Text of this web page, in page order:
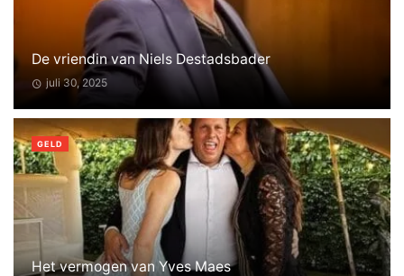
De vriendin van Niels Destadsbader
juli 30, 2025
Het vermogen van Yves Maes
GELD